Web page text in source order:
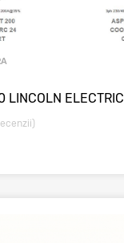
LINCOLN ELECTRIC